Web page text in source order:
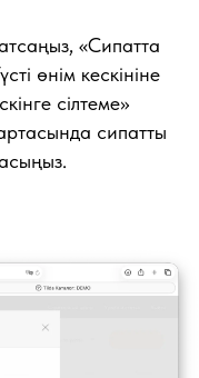
«Сипатта
өнім кескініне
сілтеме»
сипатты